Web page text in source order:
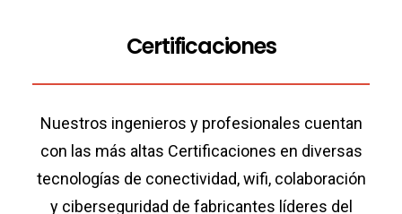
Certificaciones
Nuestros ingenieros y profesionales cuentan
con las más altas Certificaciones en diversas
tecnologías de conectividad, wifi, colaboración
y ciberseguridad de fabricantes líderes del